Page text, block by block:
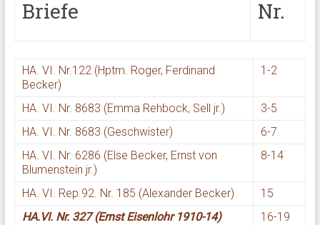
Briefe Nr.
HA. VI. Nr.122 (Hptm. Roger, Ferdinand
Becker)
1-2
HA. VI. Nr. 8683 (Emma Rehbock, Sell jr.)
3-5
HA. VI. Nr. 8683 (Geschwister)
6-7
HA. VI. Nr. 6286 (Else Becker, Ernst von
Blumenstein jr.)
8-14
HA. VI. Rep.92. Nr. 185 (Alexander Becker)
15
HA.VI. Nr. 327 (Ernst Eisenlohr 1910-14)
16-19